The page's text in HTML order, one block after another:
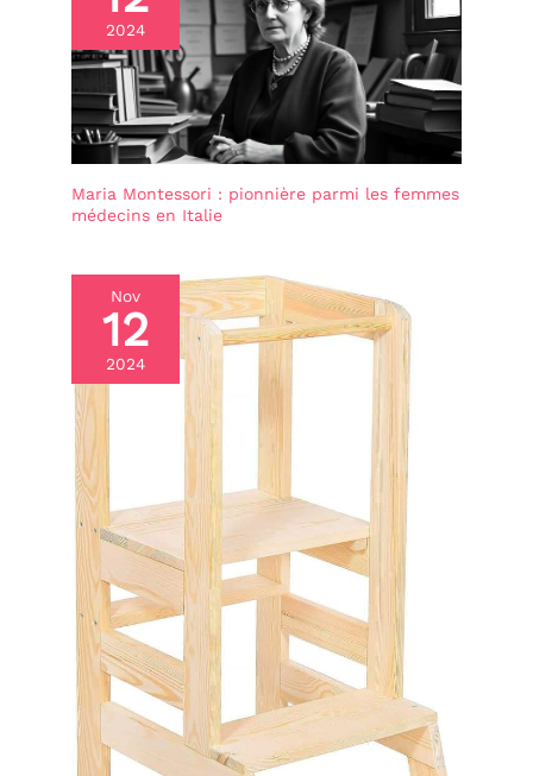
2024
Maria Montessori : pionnière parmi les femmes
médecins en Italie
Nov
12
2024